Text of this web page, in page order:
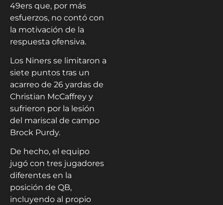
49ers que, por más
esfuerzos, no contó con
la motivación de la
respuesta ofensiva.
Los Niners se limitaron a
siete puntos tras un
acarreo de 26 yardas de
Christian McCaffrey y
sufrieron por la lesión
del mariscal de campo
Brock Purdy.
De hecho, el equipo
jugó con tres jugadores
diferentes en la
posición de QB,
incluyendo al propio